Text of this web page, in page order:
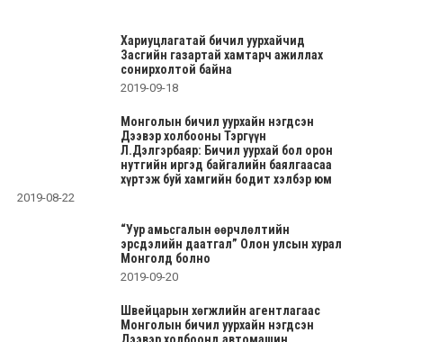
Хариуцлагатай бичил уурхайчид
Засгийн газартай хамтарч ажиллах
сонирхолтой байна
2019-09-18
Монголын бичил уурхайн нэгдсэн
Дээвэр холбооны Тэргүүн
Л.Дэлгэрбаяр: Бичил уурхай бол орон
нутгийн иргэд байгалийн баялгаасаа
хүртэж буй хамгийн бодит хэлбэр юм
2019-08-22
“Уур амьсгалын өөрчлөлтийн
эрсдэлийн даатгал” Олон улсын хурал
Монголд болно
2019-09-20
Швейцарын хөгжлийн агентлагаас
Монголын бичил уурхайн нэгдсэн